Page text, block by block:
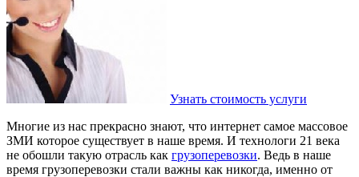
Узнать стоимость услуги
Многие из нас прекрасно знают, что интернет самое массовое
ЗМИ которое существует в наше время. И технологи 21 века
не обошли такую отрасль как грузоперевозки. Ведь в наше
время грузоперевозки стали важны как никогда, именно от